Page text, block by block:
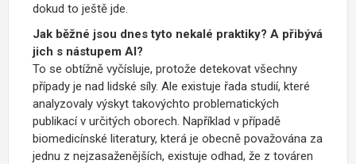
dokud to ještě jde.
Jak běžné jsou dnes tyto nekalé praktiky? A přibývá
jich s nástupem AI?
To se obtížně vyčísluje, protože detekovat všechny
případy je nad lidské síly. Ale existuje řada studií, které
analyzovaly výskyt takovýchto problematických
publikací v určitých oborech. Například v případě
biomedicínské literatury, která je obecně považována za
jednu z nejzasaženějších, existuje odhad, že z továren